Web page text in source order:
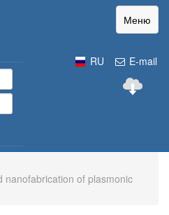
Меню
E-mail
RU
nanofabrication of plasmonic